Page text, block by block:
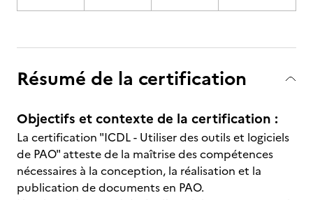
Résumé de la certification
Objectifs et contexte de la certification :
La certification "ICDL - Utiliser des outils et logiciels
de PAO" atteste de la maîtrise des compétences
nécessaires à la conception, la réalisation et la
publication de documents en PAO.